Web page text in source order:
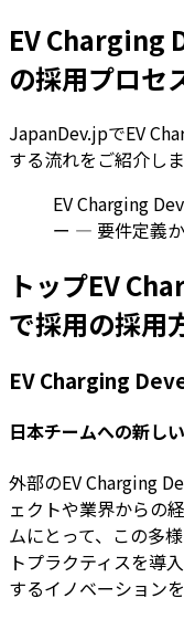
EV Charging
の採用プロセ
JapanDev.jpでEV
する流れをご紹介しま
EV Charging
ー — 要件定義
トップEV
で採用の採用
EV Charging
日本チームへの新し
外部のEV Charging
ェクトや業界からの
ムにとって、この多
トプラクティスを導
するイノベーション